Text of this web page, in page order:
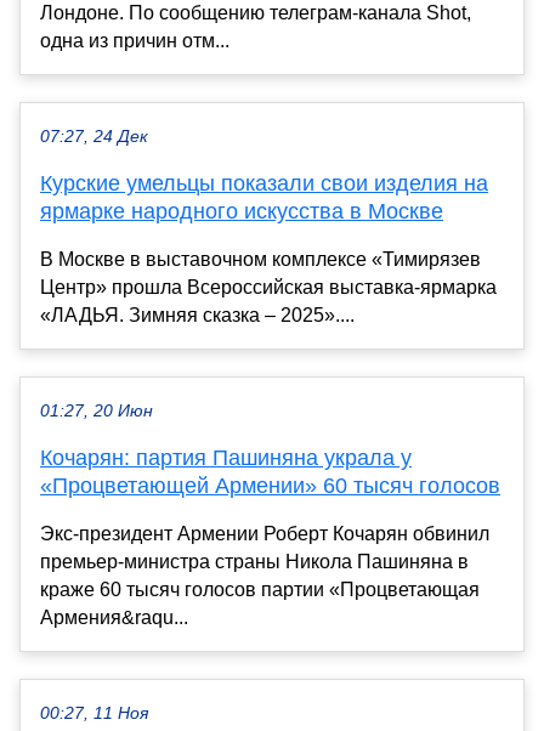
Лондоне. По сообщению телеграм-канала Shot,
одна из причин отм...
07:27, 24 Дек
Курские умельцы показали свои изделия на
ярмарке народного искусства в Москве
В Москве в выставочном комплексе «Тимирязев
Центр» прошла Всероссийская выставка-ярмарка
«ЛАДЬЯ. Зимняя сказка – 2025»....
01:27, 20 Июн
Кочарян: партия Пашиняна украла у
«Процветающей Армении» 60 тысяч голосов
Экс-президент Армении Роберт Кочарян обвинил
премьер-министра страны Никола Пашиняна в
краже 60 тысяч голосов партии «Процветающая
Армения&raqu...
00:27, 11 Ноя